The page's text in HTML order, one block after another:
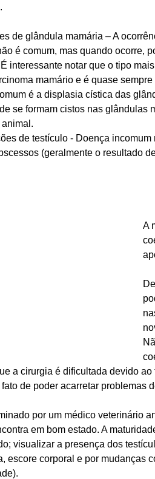
de glândula mamária – A
é comum, mas quando ocorre,
interessante notar que o tipo
mamário e é quase
é a displasia cística das
se formam cistos nas glândulas
de testículo - Doença incomum
(geralmente o resultado
A
a cirurgia é dificultada devido
de poder acarretar problemas
por um médico veterinário
em bom estado. A
visualizar a presença dos
escore corporal e por mudanças